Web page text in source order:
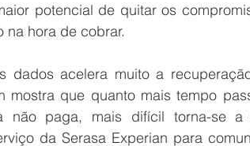
potencial de quitar os
na hora de cobrar.
dados acelera muito a
mostra que quanto mais tempo
não paga, mais difícil torna-se a
da Serasa Experian para